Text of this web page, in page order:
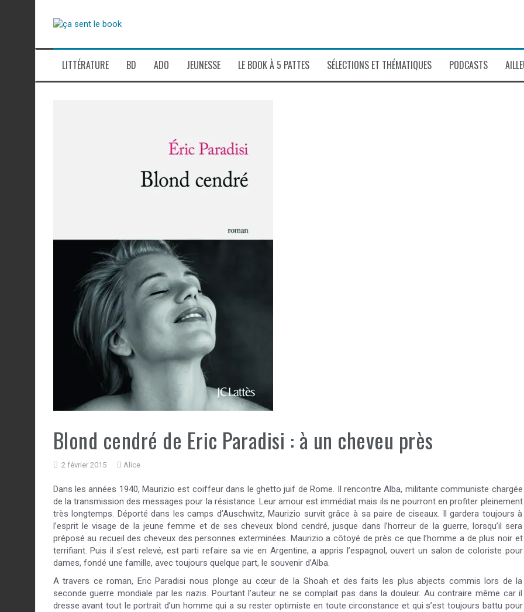
LITTÉRATURE BD ADO JEUNESSE LE BOOK À 5 PATTES SÉLECTIONS ET THÉMATIQUES PODCASTS
Blond cendré de Eric Paradisi : à un cheveu près
2 février 2015 Alice
Dans les années 1940, Maurizio est coiffeur dans le ghetto juif de Rome. Il rencontre Alba, militante communiste chargée
de la transmission des messages pour la résistance. Leur amour est immédiat mais ils ne pourront en profiter pleinement
très longtemps. Déporté dans les camps d’Auschwitz, Maurizio survit grâce à sa paire de ciseaux. Il gardera toujours à
l’esprit le visage de la jeune femme et de ses cheveux blond cendré, jusque dans l’horreur de la guerre, lorsqu’il sera
préposé au recueil des cheveux des personnes exterminées. Maurizio a côtoyé de près ce que l’homme a de plus noir et
terrifiant. Puis il s’est relevé, est parti refaire sa vie en Argentine, a appris l’espagnol, ouvert un salon de coloriste pour
dames, fondé une famille, avec toujours quelque part, le souvenir d’Alba.
A travers ce roman, Eric Paradisi nous plonge au cœur de la Shoah et des faits les plus abjects commis lors de la
seconde guerre mondiale par les nazis. Pourtant l’auteur ne se complait pas dans la douleur. Au contraire même car il
dresse avant tout le portrait d’un homme qui a su rester optimiste en toute circonstance et qui s’est toujours battu pour